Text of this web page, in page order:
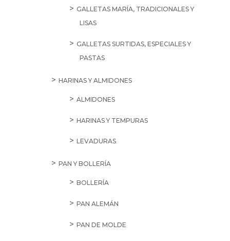
GALLETAS MARÍA, TRADICIONALES Y
LISAS
GALLETAS SURTIDAS, ESPECIALES Y
PASTAS
HARINAS Y ALMIDONES
ALMIDONES
HARINAS Y TEMPURAS
LEVADURAS
PAN Y BOLLERÍA
BOLLERÍA
PAN ALEMÁN
PAN DE MOLDE